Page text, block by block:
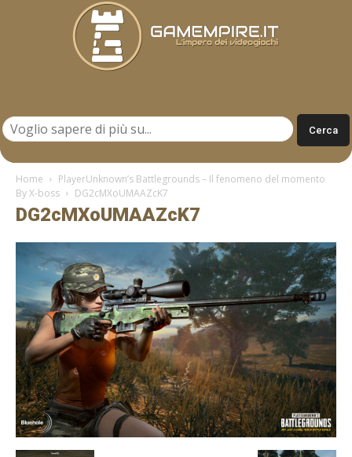
Home
PlayerUnknown’s Battlegrounds – Il fenomeno del momento
By X-boss
DG2cMXoUMAAZcK7
DG2cMXoUMAAZcK7